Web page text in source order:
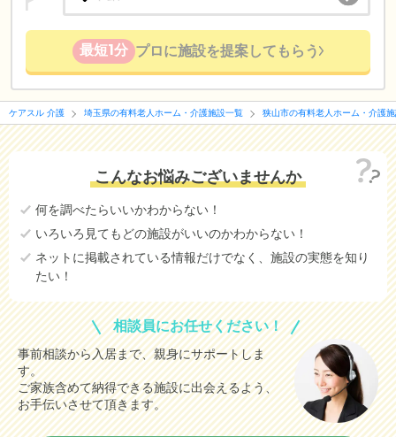
最短1分 プロに施設を提案してもらう
ケアスル 介護 埼玉県の有料老人ホーム・介護施設一覧 狭山市の有料老人ホーム・介護
こんなお悩みございませんか
何を調べたらいいかわからない！
いろいろ見てもどの施設がいいのかわからない！
ネットに掲載されている情報だけでなく、施設の実態を知り
たい！
相談員にお任せください！
事前相談から入居まで、親身にサポートしま
す。
ご家族含めて納得できる施設に出会えるよう、
お手伝いさせて頂きます。